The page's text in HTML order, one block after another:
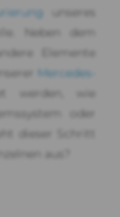
unseres
Neben dem
Elemente
Mercedes-
werden, wie
oder
dieser Schritt
aus?